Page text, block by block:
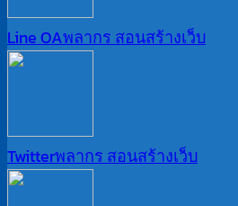
Line OAพลากร สอนสร้างเว็บ
Twitterพลากร สอนสร้างเว็บ